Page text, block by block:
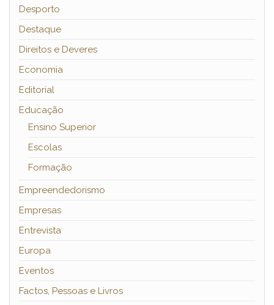
Desporto
Destaque
Direitos e Deveres
Economia
Editorial
Educação
Ensino Superior
Escolas
Formação
Empreendedorismo
Empresas
Entrevista
Europa
Eventos
Factos, Pessoas e Livros